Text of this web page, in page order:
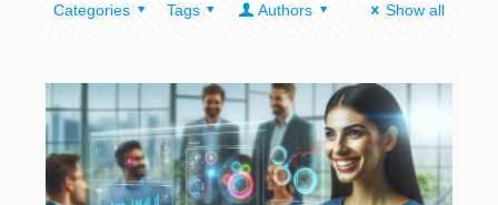
Categories Tags Authors Show all